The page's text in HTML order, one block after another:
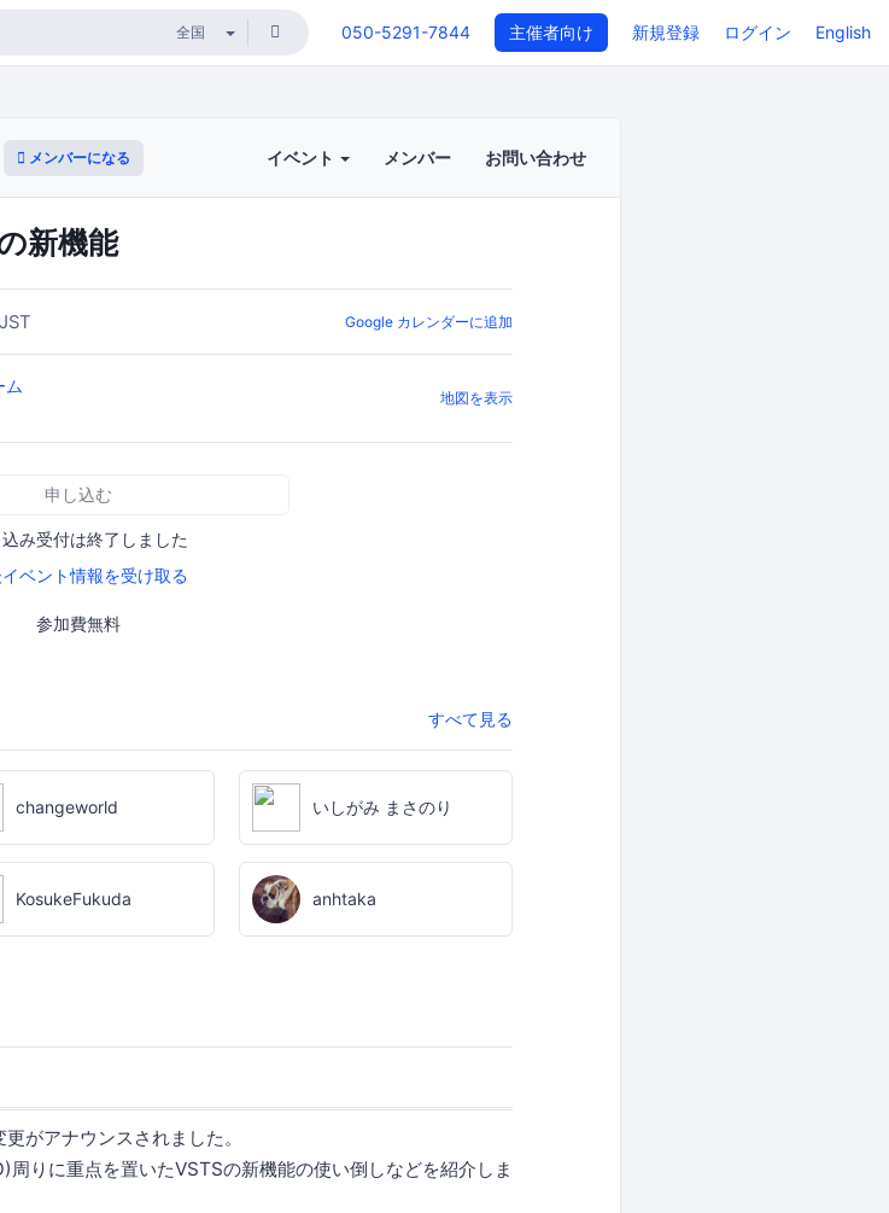
050-5291-7844 主催者向け 新規登録 ログイン English
メンバーになる イベント メンバー お問い合わせ
新機能
JST Google カレンダーに追加
ム
地図を表示
申し込む
み受付は終了しました
ベント情報を受け取る
参加費無料
すべて見る
changeworld いしがみ まさのり
KosukeFukuda anhtaka
がアナウンスされました。
りに重点を置いたVSTSの新機能の使い倒しなどを紹介しま